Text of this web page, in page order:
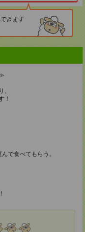
きます
、
！
で食べてもらう。